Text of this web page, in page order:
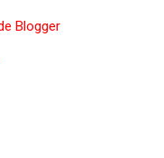
Blogger